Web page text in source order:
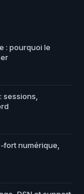
: pourquoi le
sessions,
numérique,